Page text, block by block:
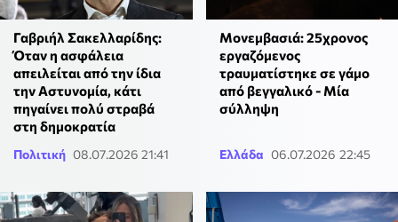
Γαβριήλ Σακελλαρίδης:
Όταν η ασφάλεια
απειλείται από την ίδια
την Αστυνομία, κάτι
πηγαίνει πολύ στραβά
στη δημοκρατία
Πολιτική 08.07.2026 21:41
Μονεμβασιά: 25χρονος
εργαζόμενος
τραυματίστηκε σε γάμο
από βεγγαλικό - Μία
σύλληψη
Ελλάδα 06.07.2026 22:45